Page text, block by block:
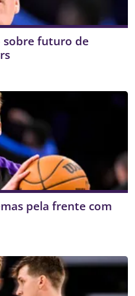
futuro de
pela frente com